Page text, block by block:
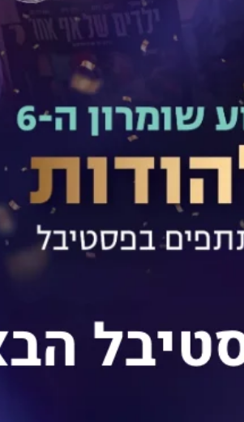
שעלו לגמר תחרות
בנוכחות היוצרים
היכל התרבות
לאחר המוות. לשם כך